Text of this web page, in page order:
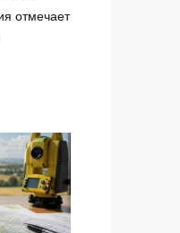
отмечает